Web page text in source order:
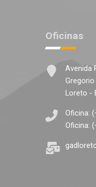
Oficinas
Avenida
Gregorio
Loreto -
Oficina:
Oficina: